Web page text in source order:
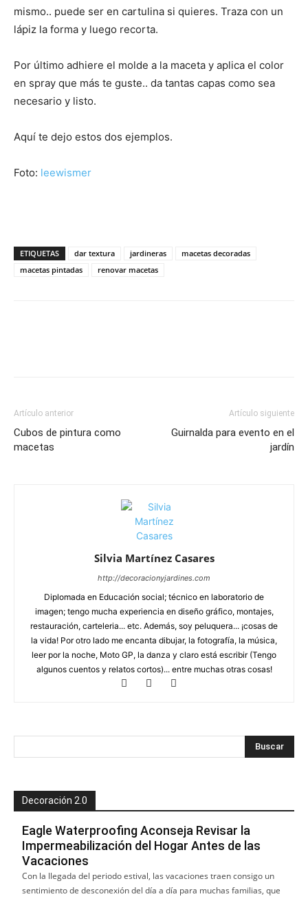
mismo.. puede ser en cartulina si quieres. Traza con un
lápiz la forma y luego recorta.
Por último adhiere el molde a la maceta y aplica el color
en spray que más te guste.. da tantas capas como sea
necesario y listo.
Aquí te dejo estos dos ejemplos.
Foto: leewismer
ETIQUETAS dar textura jardineras
macetas decoradas
macetas pintadas
renovar macetas
Artículo anterior
Cubos de pintura como
macetas
Artículo siguiente
Guirnalda para evento en el
jardín
Silvia Martínez Casares
http://decoracionyjardines.com
Diplomada en Educación social; técnico en laboratorio de
imagen; tengo mucha experiencia en diseño gráfico, montajes,
restauración, carteleria... etc. Además, soy peluquera... ¡cosas de
la vida! Por otro lado me encanta dibujar, la fotografía, la música,
leer por la noche, Moto GP, la danza y claro está escribir (Tengo
algunos cuentos y relatos cortos)... entre muchas otras cosas!
Decoración 2.0
Eagle Waterproofing Aconseja Revisar la
Impermeabilización del Hogar Antes de las
Vacaciones
Con la llegada del periodo estival, las vacaciones traen consigo un
sentimiento de desconexión del día a día para muchas familias, que